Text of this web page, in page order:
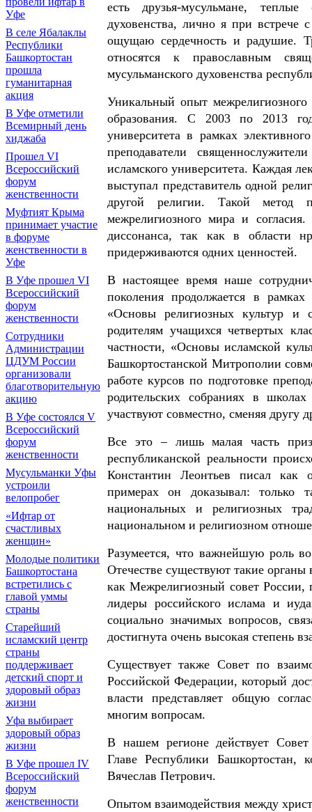
Уфе
В селе Ябалаклы
Республики
Башкортостан
прошла
гуманитарная
акция
В Уфе отметили
Всемирный день
хиджаба
Прошел VI
Всероссийский
форум
женственности
Муфтият Крыма
принимает участие
в форуме
женственности в
Уфе
В Уфе прошел VI
Всероссийский
форум
женственности
Сотрудники
Администрации
ЦДУМ России
организовали
благотворительную
акцию
В Уфе состоялся V
Всероссийский
форум
женственности
Мусульманки Уфы
устроили
велопробег
«Ифтар от
счастливых
женщин»
Молодые политики
Башкортостана
встретились с
главой уммы
страны
Старейший
исламский центр
страны
поддерживает
детский спорт и
здоровый образ
жизни
Уфа выбирает
здоровый образ
жизни
В Уфе прошел IV
Всероссийский
форум
женственности
есть друзья-мусульмане,
духовенства, лично я при встрече
ощущаю сердечность и радушие.
относятся к православным
мусульманского духовенства
Уникальный опыт
образования. С 2003 по 2013
университета в рамках
преподаватели
исламского университета. Каждая
выступал представитель одной
другой религии. Такой метод
межрелигиозного мира и
диссонанса, так как в области
придерживаются одних ценностей.
В настоящее время наше
поколения продолжается в
«Основы религиозных культур и
родителям учащихся четвертых
частности, «Основы исламской
Башкортостанской Митрополии
работе курсов по подготовке
родительских собраниях в
участвуют совместно, сменяя другу
Все это – лишь малая часть
республиканской реальности
Константин Леонтьев писал как
примерах он доказывал: только
национальных и религиозных
национальном и религиозном
Разумеется, что важнейшую роль
Отечестве существуют такие
как Межрелигиозный совет России,
лидеры российского ислама и
социально значимых вопросов,
достигнута очень высокая степень
Существует также Совет по
Российской Федерации, который
власти представляет общую
многим вопросам.
В нашем регионе действует
Главе Республики Башкортостан,
Вячеслав Петрович.
Опытом взаимодействия между